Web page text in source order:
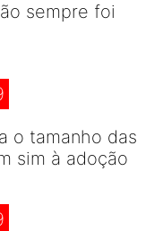
sempre foi
o tamanho das
sim à adoção